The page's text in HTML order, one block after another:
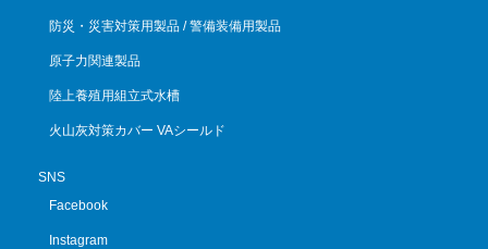
防災・災害対策用製品 / 警備装備用製品
原子力関連製品
陸上養殖用組立式水槽
火山灰対策カバー VAシールド
SNS
Facebook
Instagram